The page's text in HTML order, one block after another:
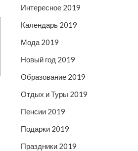
Интересное 2019
Календарь 2019
Мода 2019
Новый год 2019
Образование 2019
Отдых и Туры 2019
Пенсии 2019
Подарки 2019
Праздники 2019